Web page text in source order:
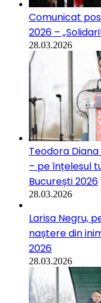
Comunicat
2026 –
28.03.2026
Teodora
– pe înțelesul
București 2026
28.03.2026
Larisa Negru,
naștere din
2026
28.03.2026